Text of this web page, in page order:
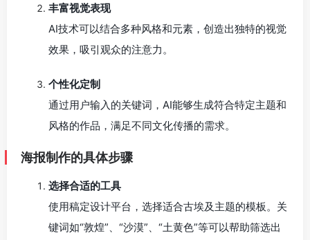
丰富视觉表现
AI技术可以结合多种风格和元素，创造出独特的视觉
效果，吸引观众的注意力。
个性化定制
通过用户输入的关键词，AI能够生成符合特定主题和
风格的作品，满足不同文化传播的需求。
海报制作的具体步骤
选择合适的工具
使用稿定设计平台，选择适合古埃及主题的模板。关
键词如“敦煌”、“沙漠”、“土黄色”等可以帮助筛选出